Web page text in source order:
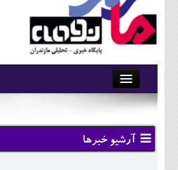
آرشیو
تماس با ما
وبلاگ
آرشیو خبرها